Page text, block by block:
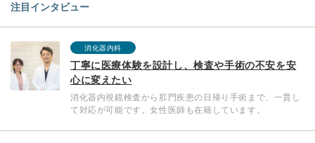
注目インタビュー
消化器内科
丁寧に医療体験を設計し、検査や手術の不安を安
心に変えたい
消化器内視鏡検査から肛門疾患の日帰り手術まで、一貫し
て対応が可能です。女性医師も在籍しています。